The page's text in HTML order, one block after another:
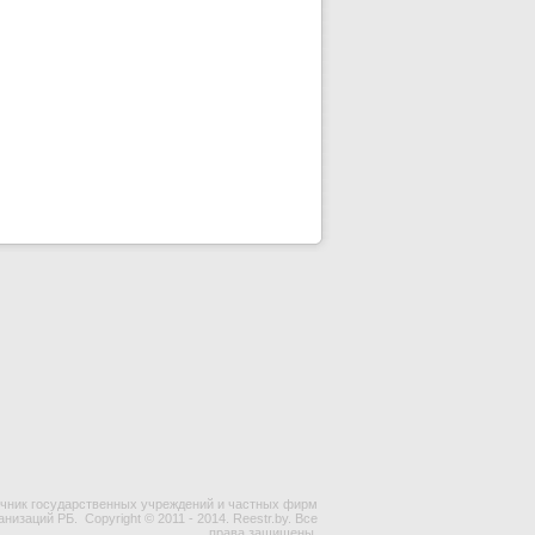
государственных учреждений и частных фирм
РБ.
Copyright © 2011 - 2014. Reestr.by. Все